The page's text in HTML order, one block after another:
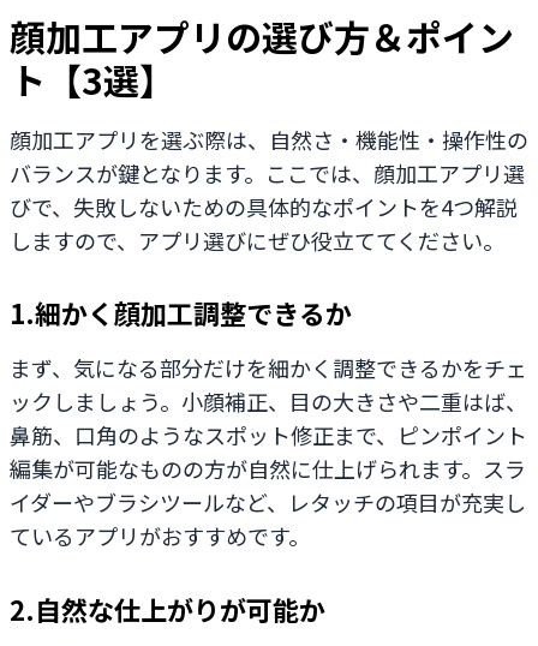
顔加工アプリの選び方＆ポイン
ト【3選】
顔加工アプリを選ぶ際は、自然さ・機能性・操作性の
バランスが鍵となります。ここでは、顔加工アプリ選
びで、失敗しないための具体的なポイントを4つ解説
しますので、アプリ選びにぜひ役立ててください。
1.細かく顔加工調整できるか
まず、気になる部分だけを細かく調整できるかをチェ
ックしましょう。小顔補正、目の大きさや二重はば、
鼻筋、口角のようなスポット修正まで、ピンポイント
編集が可能なものの方が自然に仕上げられます。スラ
イダーやブラシツールなど、レタッチの項目が充実し
ているアプリがおすすめです。
2.自然な仕上がりが可能か